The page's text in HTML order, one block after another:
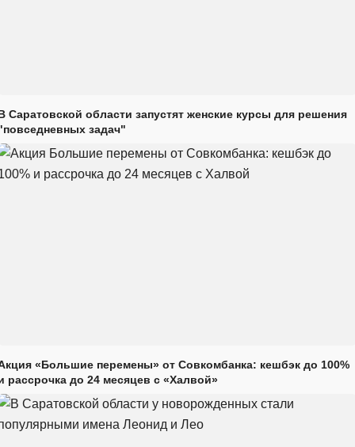
Саратовской области запустят женские курсы для решения
задач"
«Большие перемены» от Совкомбанка: кешбэк до 100%
рассрочка до 24 месяцев с «Халвой»